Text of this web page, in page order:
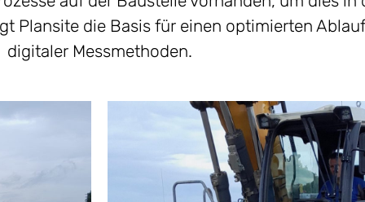
Plansite die Basis für einen optimierten
digitaler Messmethoden.